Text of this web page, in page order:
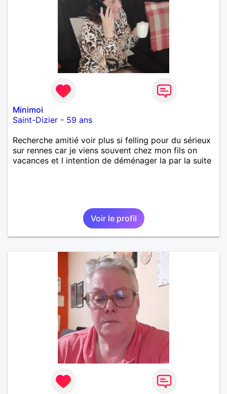
Minimoi
Saint-Dizier - 59 ans
Recherche amitié voir plus si felling pour du sérieux
sur rennes car je viens souvent chez mon fils on
vacances et l intention de déménager la par la suite
Voir le profil